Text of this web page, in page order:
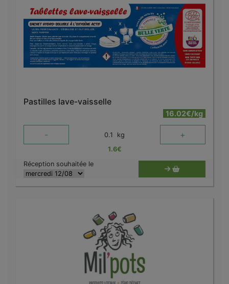
Pastilles lave-vaisselle
16.02€/kg
- 0.1 kg +
1.6€
Réception souhaitée le